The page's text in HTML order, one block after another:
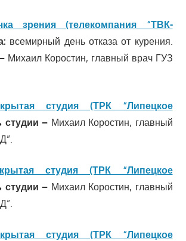
зрения (телекомпания “ТВК-
всемирный день отказа от курения.
Михаил Коростин, главный врач ГУЗ
студия (ТРК “Липецкое
студии – Михаил Коростин, главный
студия (ТРК “Липецкое
студии – Михаил Коростин, главный
студия (ТРК “Липецкое